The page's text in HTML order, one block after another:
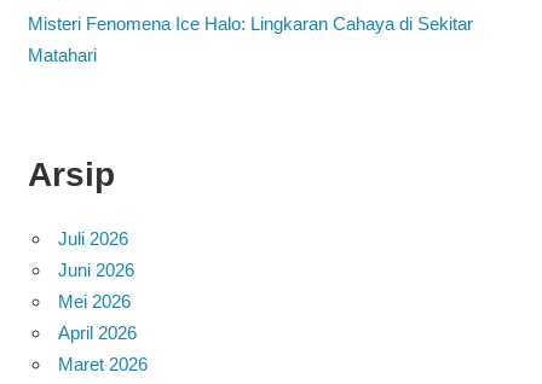
Misteri Fenomena Ice Halo: Lingkaran Cahaya di Sekitar
Matahari
Arsip
Juli 2026
Juni 2026
Mei 2026
April 2026
Maret 2026